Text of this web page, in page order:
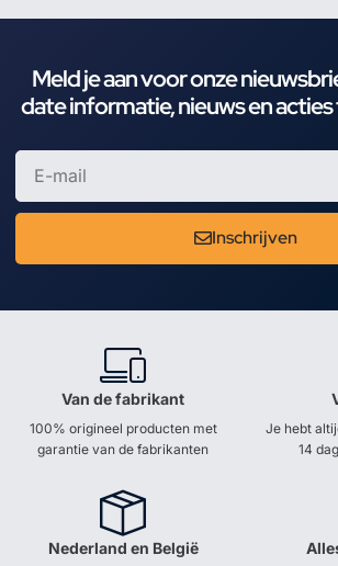
Meld je aan voor onze
date informatie, nieuws en
Inschrijven
Van de fabrikant
100% origineel producten met
garantie van de fabrikanten
Je hebt
14
Nederland en België